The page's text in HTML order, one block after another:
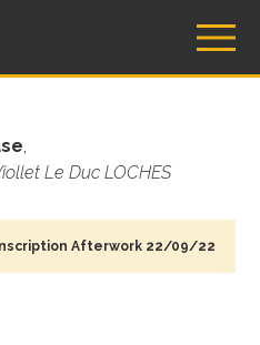
,
Le Duc LOCHES
Inscription Afterwork 22/09/22